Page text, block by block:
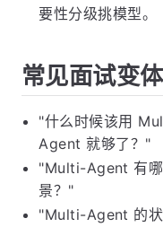
要性分级挑模型。
常见面试变体
"什么时候该用
Agent 就够了？"
"Multi-Agent 有哪
景？"
"Multi-Agent 的